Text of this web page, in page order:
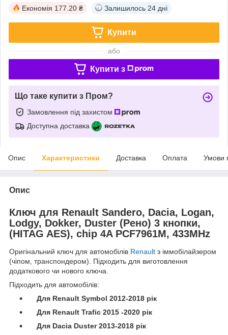
Економія 177.20 ₴ Залишилось 24 дні
Купити
або
Купити з
Що таке купити з Пром?
Замовлення під захистом
Доступна доставка
Опис Характеристики Доставка Оплата Умови
Опис
Ключ для Renault Sandero, Dacia, Logan,
Lodgy, Dokker, Duster (Рено) 3 кнопки,
(HITAG AES), chip 4A PCF7961M, 433MHz
Оригінальний ключ для автомобілів Renault з іммобілайзером
(чіпом, транспондером). Підходить для виготовлення
додаткового чи нового ключа.
Підходить для автомобілів:
Для Renault Symbol 2012-2018 рік
Для Renault Trafic 2015 -2020 рік
Для Dacia Duster 2013-2018 рік